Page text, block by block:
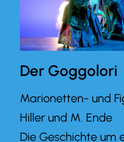
Der Goggolori
Marionetten- und
Hiller und M. Ende
Die Geschichte um